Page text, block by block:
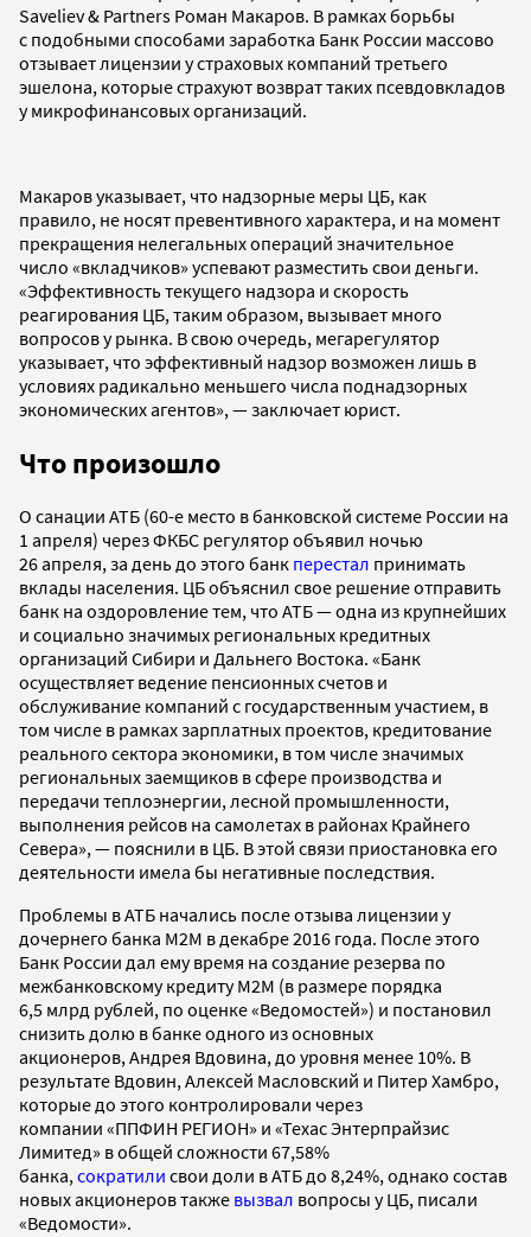
Saveliev & Partners Роман Макаров. В рамках борьбы
с подобными способами заработка Банк России массово
отзывает лицензии у страховых компаний третьего
эшелона, которые страхуют возврат таких псевдовкладов
у микрофинансовых организаций.
Макаров указывает, что надзорные меры ЦБ, как
правило, не носят превентивного характера, и на момент
прекращения нелегальных операций значительное
число «вкладчиков» успевают разместить свои деньги.
«Эффективность текущего надзора и скорость
реагирования ЦБ, таким образом, вызывает много
вопросов у рынка. В свою очередь, мегарегулятор
указывает, что эффективный надзор возможен лишь в
условиях радикально меньшего числа поднадзорных
экономических агентов», — заключает юрист.
Что произошло
О санации АТБ (60-е место в банковской системе России на
1 апреля) через ФКБС регулятор объявил ночью
26 апреля, за день до этого банк перестал принимать
вклады населения. ЦБ объяснил свое решение отправить
банк на оздоровление тем, что АТБ — одна из крупнейших
и социально значимых региональных кредитных
организаций Сибири и Дальнего Востока. «Банк
осуществляет ведение пенсионных счетов и
обслуживание компаний с государственным участием, в
том числе в рамках зарплатных проектов, кредитование
реального сектора экономики, в том числе значимых
региональных заемщиков в сфере производства и
передачи теплоэнергии, лесной промышленности,
выполнения рейсов на самолетах в районах Крайнего
Севера», — пояснили в ЦБ. В этой связи приостановка его
деятельности имела бы негативные последствия.
Проблемы в АТБ начались после отзыва лицензии у
дочернего банка М2М в декабре 2016 года. После этого
Банк России дал ему время на создание резерва по
межбанковскому кредиту М2М (в размере порядка
6,5 млрд рублей, по оценке «Ведомостей») и постановил
снизить долю в банке одного из основных
акционеров, Андрея Вдовина, до уровня менее 10%. В
результате Вдовин, Алексей Масловский и Питер Хамбро,
которые до этого контролировали через
компании «ППФИН РЕГИОН» и «Техас Энтерпрайзис
Лимитед» в общей сложности 67,58%
банка,сократили свои доли в АТБ до 8,24%, однако состав
новых акционеров также вызвал вопросы у ЦБ, писали
«Ведомости».